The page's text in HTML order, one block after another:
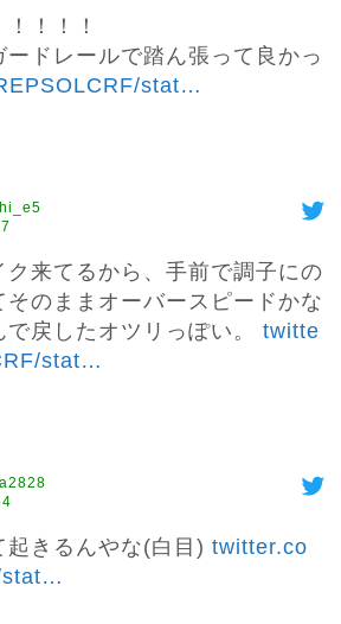
！！！
ドレールで踏ん張って良かっ
stat…
来てるから、手前で調子にの
そのままオーバースピードかな
で戻したオツリっぽい。 twitte
stat…
きるんやな(白目) twitter.co
…